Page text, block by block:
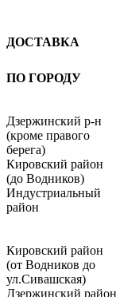
ДОСТАВКА
ПО ГОРОДУ
Дзержинский р-н
(кроме правого
берега)
Кировский район
(до Водников)
Индустриальный
район
Кировский район
(от Водников до
ул.Сивашская)
Дзержинский район